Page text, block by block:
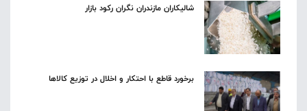
شالیکاران مازندران نگران رکود بازار
برخورد قاطع با احتکار و اخلال در توزیع کالاها